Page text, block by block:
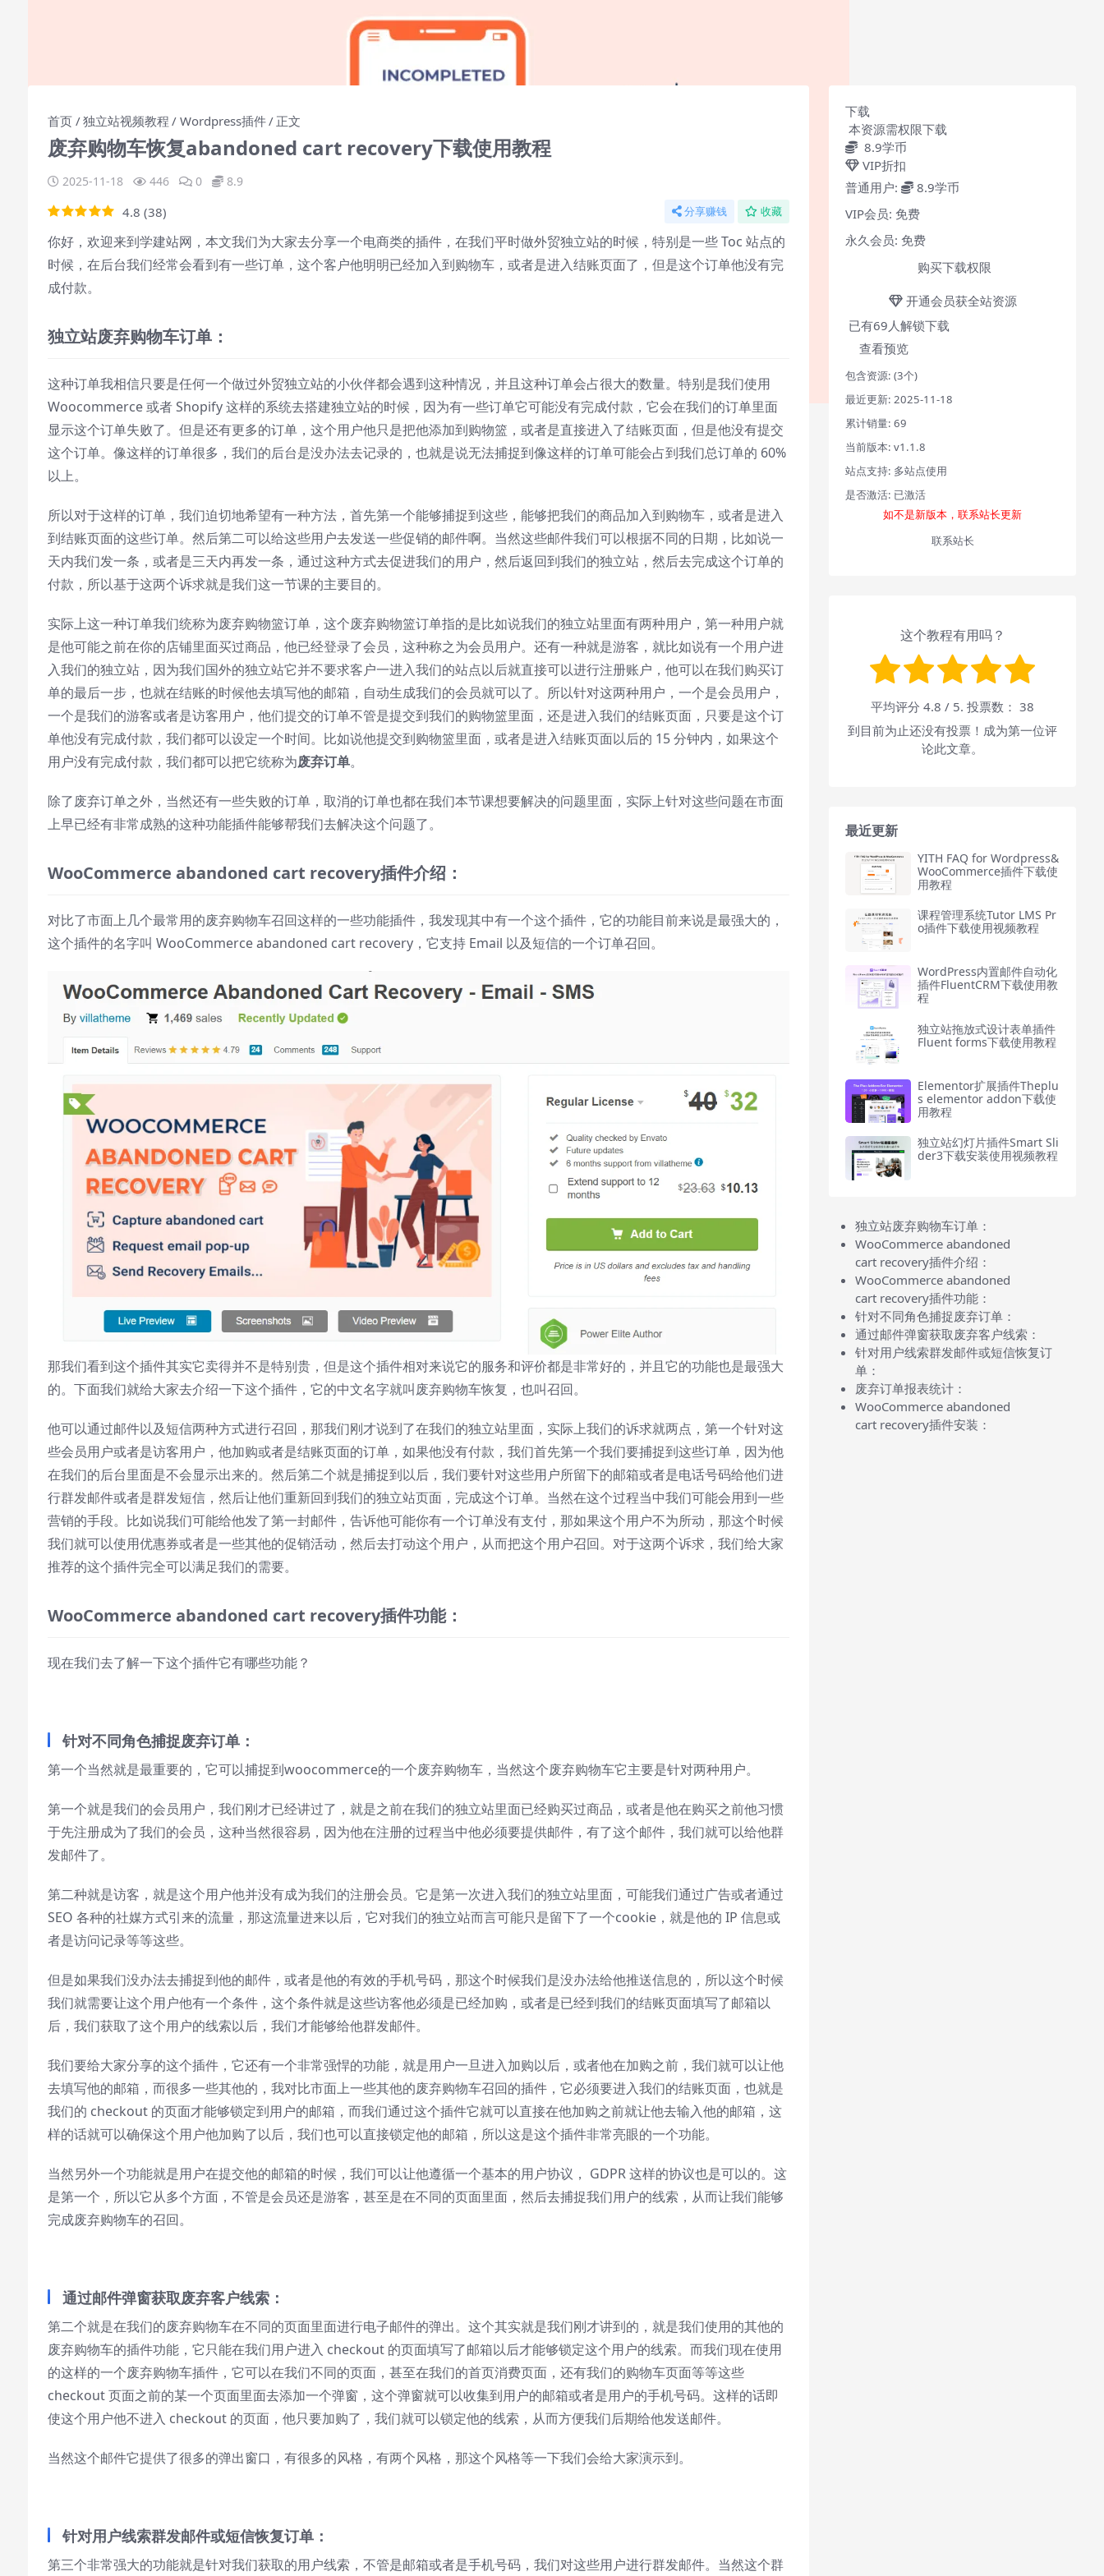
Video Player is loading.
Video
Play
Mute
Current Time0:00
/
Duration
0:00
Loaded:0%
Stream TypeLIVE
Seek to live, currently behind liveLIVE
1x
Chapters
Descriptions
descriptions off, selected
Subtitles
subtitles settings, opens subtitles
settings dialog
Picture-in-Picture
This is a modal window.
Beginning of dialog window. Escape will
cancel and close the window.
Color
Transparency
Color
Transparency
Font Size
Text Edge Style
Font Family
Done
End of dialog window.
首页 独立站视频教程 Wordpress插件 正文
废弃购物车恢复abandoned cart recovery下载使用教程
2025-11-18 446 0 8.9
4.8 (38) 分享赚钱 收藏
你好，欢迎来到学建站网，本文我们为大家去分享一个电商类的插件，在我们平时做外贸独立站的时候，特别是一些 Toc 站点的
时候，在后台我们经常会看到有一些订单，这个客户他明明已经加入到购物车，或者是进入结账页面了，但是这个订单他没有完
成付款。
独立站废弃购物车订单：
这种订单我相信只要是任何一个做过外贸独立站的小伙伴都会遇到这种情况，并且这种订单会占很大的数量。特别是我们使用
Woocommerce 或者 Shopify 这样的系统去搭建独立站的时候，因为有一些订单它可能没有完成付款，它会在我们的订单里面
显示这个订单失败了。但是还有更多的订单，这个用户他只是把他添加到购物篮，或者是直接进入了结账页面，但是他没有提交
这个订单。像这样的订单很多，我们的后台是没办法去记录的，也就是说无法捕捉到像这样的订单可能会占到我们总订单的 60%
以上。
所以对于这样的订单，我们迫切地希望有一种方法，首先第一个能够捕捉到这些，能够把我们的商品加入到购物车，或者是进入
到结账页面的这些订单。然后第二可以给这些用户去发送一些促销的邮件啊。当然这些邮件我们可以根据不同的日期，比如说一
天内我们发一条，或者是三天内再发一条，通过这种方式去促进我们的用户，然后返回到我们的独立站，然后去完成这个订单的
付款，所以基于这两个诉求就是我们这一节课的主要目的。
实际上这一种订单我们统称为废弃购物篮订单，这个废弃购物篮订单指的是比如说我们的独立站里面有两种用户，第一种用户就
是他可能之前在你的店铺里面买过商品，他已经登录了会员，这种称之为会员用户。还有一种就是游客，就比如说有一个用户进
入我们的独立站，因为我们国外的独立站它并不要求客户一进入我们的站点以后就直接可以进行注册账户，他可以在我们购买订
单的最后一步，也就在结账的时候他去填写他的邮箱，自动生成我们的会员就可以了。所以针对这两种用户，一个是会员用户，
一个是我们的游客或者是访客用户，他们提交的订单不管是提交到我们的购物篮里面，还是进入我们的结账页面，只要是这个订
单他没有完成付款，我们都可以设定一个时间。比如说他提交到购物篮里面，或者是进入结账页面以后的 15 分钟内，如果这个
用户没有完成付款，我们都可以把它统称为废弃订单。
除了废弃订单之外，当然还有一些失败的订单，取消的订单也都在我们本节课想要解决的问题里面，实际上针对这些问题在市面
上早已经有非常成熟的这种功能插件能够帮我们去解决这个问题了。
WooCommerce abandoned cart recovery插件介绍：
对比了市面上几个最常用的废弃购物车召回这样的一些功能插件，我发现其中有一个这个插件，它的功能目前来说是最强大的，
这个插件的名字叫 WooCommerce abandoned cart recovery，它支持 Email 以及短信的一个订单召回。
那我们看到这个插件其实它卖得并不是特别贵，但是这个插件相对来说它的服务和评价都是非常好的，并且它的功能也是最强大
的。下面我们就给大家去介绍一下这个插件，它的中文名字就叫废弃购物车恢复，也叫召回。
他可以通过邮件以及短信两种方式进行召回，那我们刚才说到了在我们的独立站里面，实际上我们的诉求就两点，第一个针对这
些会员用户或者是访客用户，他加购或者是结账页面的订单，如果他没有付款，我们首先第一个我们要捕捉到这些订单，因为他
在我们的后台里面是不会显示出来的。然后第二个就是捕捉到以后，我们要针对这些用户所留下的邮箱或者是电话号码给他们进
行群发邮件或者是群发短信，然后让他们重新回到我们的独立站页面，完成这个订单。当然在这个过程当中我们可能会用到一些
营销的手段。比如说我们可能给他发了第一封邮件，告诉他可能你有一个订单没有支付，那如果这个用户不为所动，那这个时候
我们就可以使用优惠券或者是一些其他的促销活动，然后去打动这个用户，从而把这个用户召回。对于这两个诉求，我们给大家
推荐的这个插件完全可以满足我们的需要。
WooCommerce abandoned cart recovery插件功能：
现在我们去了解一下这个插件它有哪些功能？
针对不同角色捕捉废弃订单：
第一个当然就是最重要的，它可以捕捉到woocommerce的一个废弃购物车，当然这个废弃购物车它主要是针对两种用户。
第一个就是我们的会员用户，我们刚才已经讲过了，就是之前在我们的独立站里面已经购买过商品，或者是他在购买之前他习惯
于先注册成为了我们的会员，这种当然很容易，因为他在注册的过程当中他必须要提供邮件，有了这个邮件，我们就可以给他群
发邮件了。
第二种就是访客，就是这个用户他并没有成为我们的注册会员。它是第一次进入我们的独立站里面，可能我们通过广告或者通过
SEO 各种的社媒方式引来的流量，那这流量进来以后，它对我们的独立站而言可能只是留下了一个cookie，就是他的 IP 信息或
者是访问记录等等这些。
但是如果我们没办法去捕捉到他的邮件，或者是他的有效的手机号码，那这个时候我们是没办法给他推送信息的，所以这个时候
我们就需要让这个用户他有一个条件，这个条件就是这些访客他必须是已经加购，或者是已经到我们的结账页面填写了邮箱以
后，我们获取了这个用户的线索以后，我们才能够给他群发邮件。
我们要给大家分享的这个插件，它还有一个非常强悍的功能，就是用户一旦进入加购以后，或者他在加购之前，我们就可以让他
去填写他的邮箱，而很多一些其他的，我对比市面上一些其他的废弃购物车召回的插件，它必须要进入我们的结账页面，也就是
我们的 checkout 的页面才能够锁定到用户的邮箱，而我们通过这个插件它就可以直接在他加购之前就让他去输入他的邮箱，这
样的话就可以确保这个用户他加购了以后，我们也可以直接锁定他的邮箱，所以这是这个插件非常亮眼的一个功能。
当然另外一个功能就是用户在提交他的邮箱的时候，我们可以让他遵循一个基本的用户协议， GDPR 这样的协议也是可以的。这
是第一个，所以它从多个方面，不管是会员还是游客，甚至是在不同的页面里面，然后去捕捉我们用户的线索，从而让我们能够
完成废弃购物车的召回。
通过邮件弹窗获取废弃客户线索：
第二个就是在我们的废弃购物车在不同的页面里面进行电子邮件的弹出。这个其实就是我们刚才讲到的，就是我们使用的其他的
废弃购物车的插件功能，它只能在我们用户进入 checkout 的页面填写了邮箱以后才能够锁定这个用户的线索。而我们现在使用
的这样的一个废弃购物车插件，它可以在我们不同的页面，甚至在我们的首页消费页面，还有我们的购物车页面等等这些
checkout 页面之前的某一个页面里面去添加一个弹窗，这个弹窗就可以收集到用户的邮箱或者是用户的手机号码。这样的话即
使这个用户他不进入 checkout 的页面，他只要加购了，我们就可以锁定他的线索，从而方便我们后期给他发送邮件。
当然这个邮件它提供了很多的弹出窗口，有很多的风格，有两个风格，那这个风格等一下我们会给大家演示到。
针对用户线索群发邮件或短信恢复订单：
第三个非常强大的功能就是针对我们获取的用户线索，不管是邮箱或者是手机号码，我们对这些用户进行群发邮件。当然这个群
下载
本资源需权限下载
8.9学币
VIP折扣
普通用户:
8.9学币
VIP会员: 免费
永久会员: 免费
购买下载权限
开通会员获全站资源
已有69 人解锁下载
查看预览
包含资源: (3个)
最近更新: 2025-11-18
累计销量: 69
当前版本: v1.1.8
站点支持: 多站点使用
是否激活: 已激活
如不是新版本，联系站长更新
联系站长
这个教程有用吗？
平均评分 4.8 / 5. 投票数： 38
到目前为止还没有投票！成为第一位评
论此文章。
最近更新
YITH FAQ for Wordpress&
WooCommerce插件下载使
用教程
课程管理系统Tutor LMS Pr
o插件下载使用视频教程
WordPress内置邮件自动化
插件FluentCRM下载使用教
程
独立站拖放式设计表单插件
Fluent forms下载使用教程
Elementor扩展插件Theplu
s elementor addon下载使
用教程
独立站幻灯片插件Smart Sli
der3下载安装使用视频教程
独立站废弃购物车订单：
WooCommerce abandoned
cart recovery插件介绍：
WooCommerce abandoned
cart recovery插件功能：
针对不同角色捕捉废弃订单：
通过邮件弹窗获取废弃客户线索：
针对用户线索群发邮件或短信恢复订
单：
废弃订单报表统计：
WooCommerce abandoned
cart recovery插件安装：